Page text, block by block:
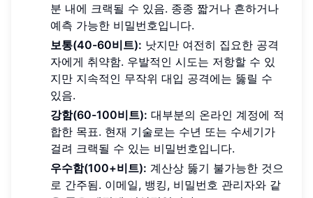
분 내에 크랙될 수 있음. 종종 짧거나 흔하거나
예측 가능한 비밀번호입니다.
보통(40-60비트): 낫지만 여전히 집요한 공격
자에게 취약함. 우발적인 시도는 저항할 수 있
지만 지속적인 무작위 대입 공격에는 뚫릴 수
있음.
강함(60-100비트): 대부분의 온라인 계정에 적
합한 목표. 현재 기술로는 수년 또는 수세기가
걸려 크랙될 수 있는 비밀번호입니다.
우수함(100+비트): 계산상 뚫기 불가능한 것으
로 간주됨. 이메일, 뱅킹, 비밀번호 관리자와 같